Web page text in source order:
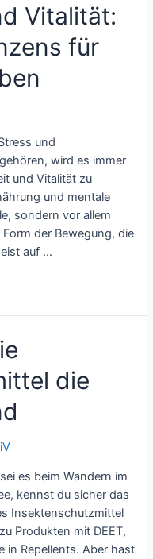
Vitalität:
für
und
wird es immer
und Vitalität zu
und mentale
sondern vor allem
der Bewegung, die
auf …
die
es beim Wandern im
kennst du sicher das
Insektenschutzmittel
Produkten mit DEET,
in Repellents. Aber hast